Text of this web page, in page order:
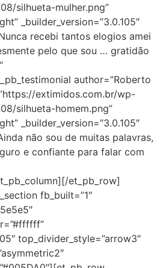
silhueta-mulher.png”
_builder_version=”3.0.105″
recebi tantos elogios amei
pelo que sou … gratidão
author=”Roberto
extimidos.com.br/wp-
silhueta-homem.png”
_builder_version=”3.0.105″
não sou de muitas palavras,
e confiante para falar com
et_pb_row]
fb_built=”1″
top_divider_style=”arrow3″